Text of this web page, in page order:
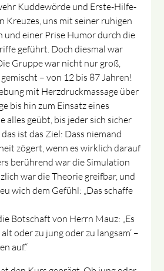
Kuddewörde und Erste-Hilfe-
Kreuzes, uns mit seiner ruhigen
und einer Prise Humor durch die
geführt. Doch diesmal war
Gruppe war nicht nur groß,
– von 12 bis 87 Jahren!
mit Herzdruckmassage über
bis hin zum Einsatz eines
alles geübt, bis jeder sich sicher
ist das Ziel: Dass niemand
zögert, wenn es wirklich darauf
berührend war die Simulation
war die Theorie greifbar, und
wich dem Gefühl: „Das schaffe
Botschaft von Herrn Mauz: „Es
oder zu jung oder zu langsam‘ –
auf.“